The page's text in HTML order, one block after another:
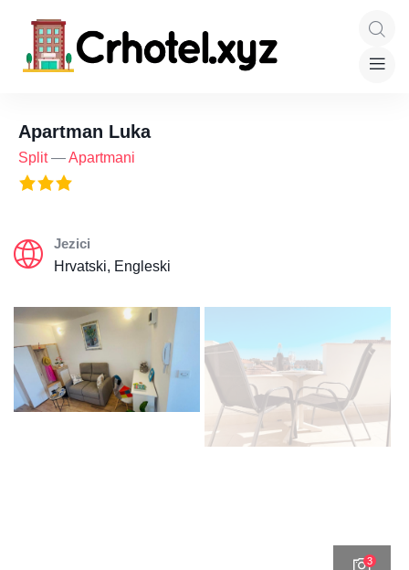
Apartman Luka
Split—Apartmani
Jezici
Hrvatski, Engleski
3